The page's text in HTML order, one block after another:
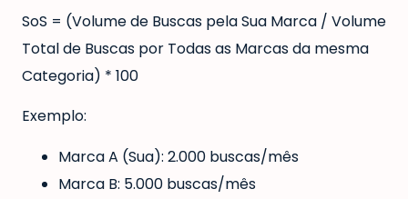
SoS = (Volume de Buscas pela Sua Marca / Volume
Total de Buscas por Todas as Marcas da mesma
Categoria) * 100
Exemplo:
Marca A (Sua): 2.000 buscas/mês
Marca B: 5.000 buscas/mês